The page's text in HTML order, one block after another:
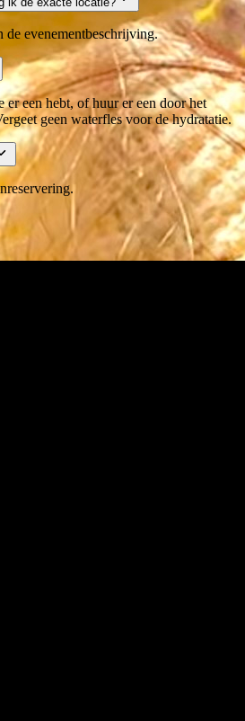
evenementbeschrijving.
er een hebt, of huur er een door het
geen waterfles voor de hydratatie.